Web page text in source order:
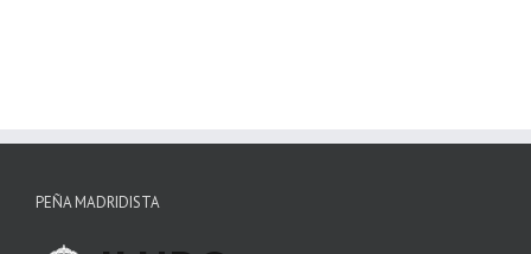
PEÑA MADRIDISTA